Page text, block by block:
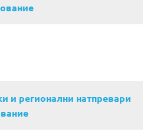
и регионални натпревари